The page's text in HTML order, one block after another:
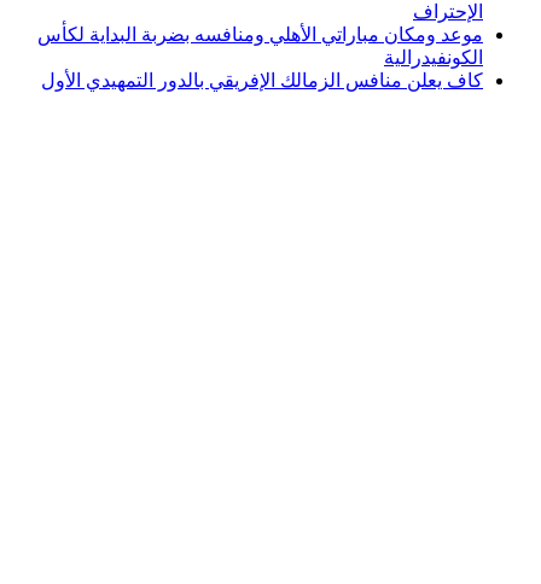
الإحتراف
موعد ومكان مباراتي الأهلي ومنافسه بضربة البداية لكأس
الكونفيدرالية
كاف يعلن منافس الزمالك الإفريقي بالدور التمهيدي الأول